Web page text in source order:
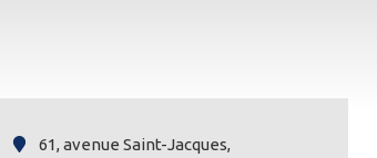
61, avenue Saint-Jacques,